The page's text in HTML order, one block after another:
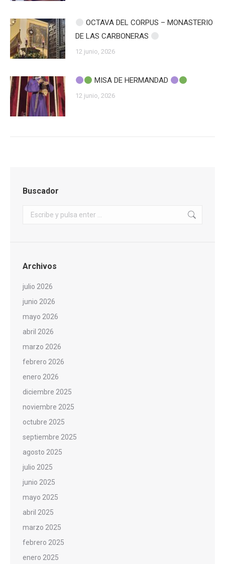
OCTAVA DEL CORPUS – MONASTERIO
DE LAS CARBONERAS
12 junio, 2026
MISA DE HERMANDAD
12 junio, 2026
Buscador
Buscar:
Archivos
julio 2026
junio 2026
mayo 2026
abril 2026
marzo 2026
febrero 2026
enero 2026
diciembre 2025
noviembre 2025
octubre 2025
septiembre 2025
agosto 2025
julio 2025
junio 2025
mayo 2025
abril 2025
marzo 2025
febrero 2025
enero 2025